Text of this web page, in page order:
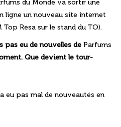
du Monde va sortir une
ligne un nouveau site internet
Resa sur le stand du TO).
pas eu de nouvelles de Parfums
Que devient le tour-
eu pas mal de nouveautés en